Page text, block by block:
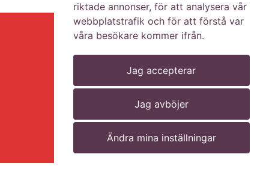
riktade annonser, för att analysera vår
webbplatstrafik och för att förstå var
våra besökare kommer ifrån.
Jag accepterar
Jag avböjer
Ändra mina inställningar
Hem
Lediga jobb
Kontakt